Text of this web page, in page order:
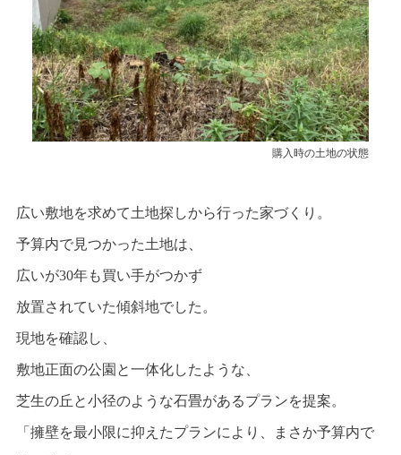
購入時の土地の状態
広い敷地を求めて土地探しから行った家づくり。
予算内で見つかった土地は、
広いが30年も買い手がつかず
放置されていた傾斜地でした。
現地を確認し、
敷地正面の公園と一体化したような、
芝生の丘と小径のような石畳があるプランを提案。
「擁壁を最小限に抑えたプランにより、まさか予算内で